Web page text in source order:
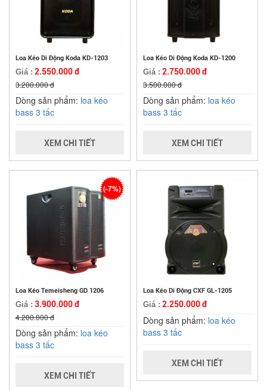
Loa Kéo Di Động Koda KD-1203
Giá : 2.550.000 đ
3.200.000 đ
Dòng sản phẩm: loa kéo
bass 3 tấc
XEM CHI TIẾT
Loa Kéo Di Động Koda KD-1200
Giá : 2.750.000 đ
3.500.000 đ
Dòng sản phẩm: loa kéo
bass 3 tấc
XEM CHI TIẾT
Loa Kéo Temeisheng GD 1206
Giá : 3.900.000 đ
4.200.000 đ
(-7%)
Dòng sản phẩm: loa kéo
bass 3 tấc
XEM CHI TIẾT
Loa Kéo Di Động CXF GL-1205
Giá : 2.250.000 đ
Dòng sản phẩm: loa kéo
bass 3 tấc
XEM CHI TIẾT